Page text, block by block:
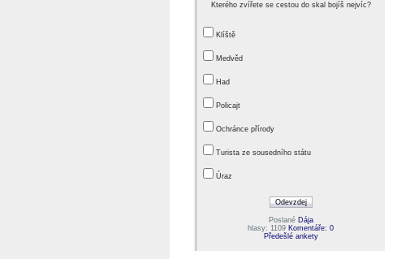
Kterého zvířete se cestou do skal bojíš nejvíc?
Klíště
Medvěd
Had
Policajt
Ochránce přírody
Turista ze sousedního státu
Úraz
Poslané Dája
hlasy: 1109 Komentáře: 0
Předešlé ankety